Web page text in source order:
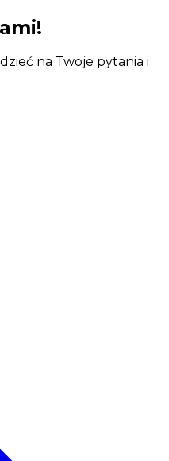
na Twoje pytania i